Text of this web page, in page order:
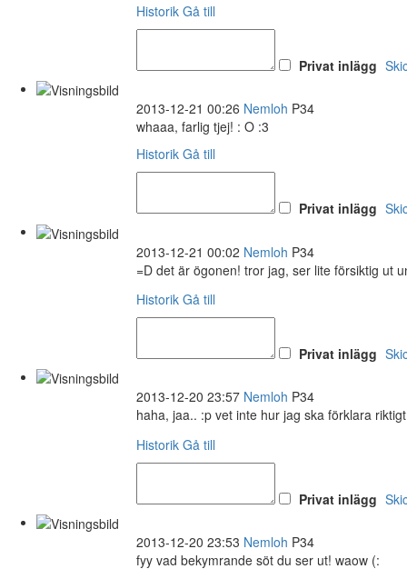
Historik Gå till
Privat inlägg
2013-12-21 00:26 Nemloh P34
whaaa, farlig tjej! : O :3
Historik Gå till
Privat inlägg
2013-12-21 00:02 Nemloh P34
=D det är ögonen! tror jag, ser lite försiktig ut
Historik Gå till
Privat inlägg
2013-12-20 23:57 Nemloh P34
haha, jaa.. :p vet inte hur jag ska förklara
Historik Gå till
Privat inlägg
2013-12-20 23:53 Nemloh P34
fyy vad bekymrande söt du ser ut! waow (: